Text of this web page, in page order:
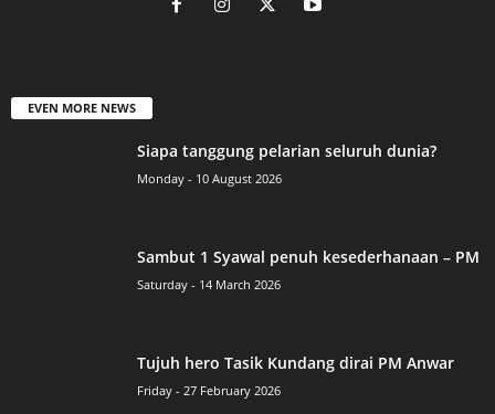
EVEN MORE NEWS
Siapa tanggung pelarian seluruh dunia?
Monday - 10 August 2026
Sambut 1 Syawal penuh kesederhanaan – PM
Saturday - 14 March 2026
Tujuh hero Tasik Kundang dirai PM Anwar
Friday - 27 February 2026